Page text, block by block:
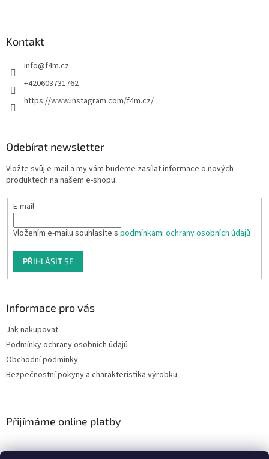
Kontakt
info@f4m.cz
+420603731762
https://www.instagram.com/f4m.cz/
Odebírat newsletter
Vložte svůj e-mail a my vám budeme zasílat informace o nových
produktech na našem e-shopu.
E-mail
Vložením e-mailu souhlasíte s podmínkami ochrany osobních údajů
PŘIHLÁSIT SE
Informace pro vás
Jak nakupovat
Podmínky ochrany osobních údajů
Obchodní podmínky
Bezpečnostní pokyny a charakteristika výrobku
Přijímáme online platby